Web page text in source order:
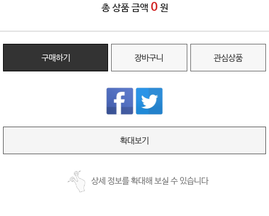
총 상품 금액 0 원
구매하기 장바구니 관심상품
확대보기
상세 정보를 확대해 보실 수 있습니다